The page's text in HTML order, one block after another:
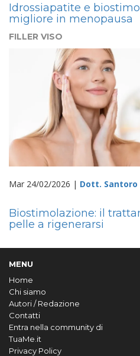
Idrossiapatite e
migliore in menopausa
FILLER VISO
Mar 24/02/2026 | Dott. Santoro
Biostimolazione: il
pelle a rigenerarsi
MENU
Home
Chi siamo
Autori / Redazione
Contatti
Entra nella community di
TuaMe.it
Privacy Policy